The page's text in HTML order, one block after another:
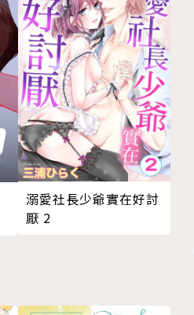
溺愛社長少爺實在好討
厭 2